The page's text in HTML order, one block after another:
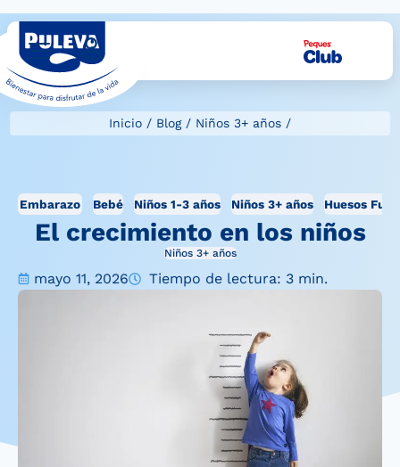
Inicio / Blog/ Niños 3+ años /
Embarazo Bebé Niños 1-3 años Niños 3+ años Huesos
El crecimiento en los niños
Niños 3+ años
mayo 11, 2026 Tiempo de lectura: 3 min.